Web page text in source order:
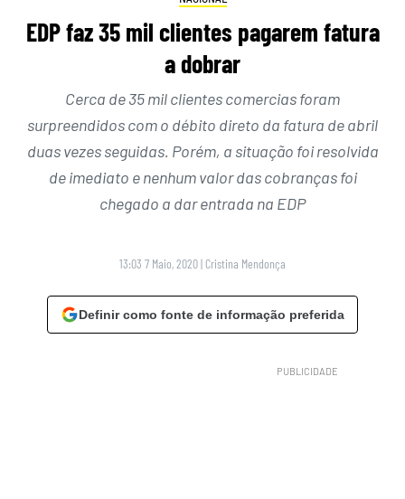
EDP faz 35 mil clientes pagarem fatura
a dobrar
Cerca de 35 mil clientes comercias foram
surpreendidos com o débito direto da fatura de abril
duas vezes seguidas. Porém, a situação foi resolvida
de imediato e nenhum valor das cobranças foi
chegado a dar entrada na EDP
13:03 7 Maio, 2020| Cristina Mendonça
Definir como fonte de informação preferida